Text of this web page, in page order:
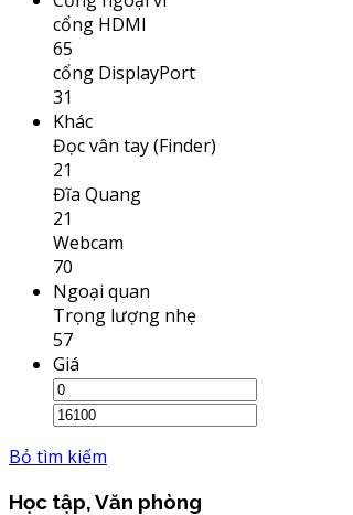
cổng HDMI
65
cổng DisplayPort
31
Khác
Đọc vân tay (Finder)
21
Đĩa Quang
21
Webcam
70
Ngoại quan
Trọng lượng nhẹ
57
Giá
Bỏ tìm kiếm
Học tập, Văn phòng